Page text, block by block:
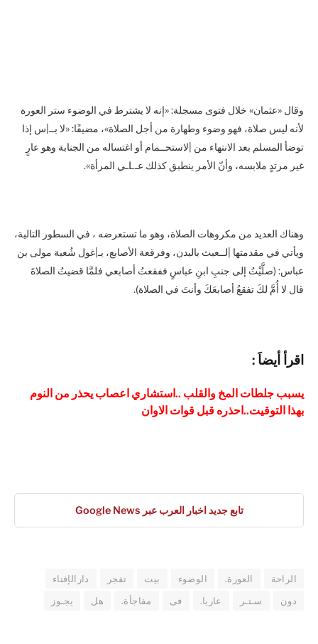
وقال «عثمان» خلال فتوى مسجلة: «إنه لا يشترط في الوضوء ستر العورة
لأنه ليس صلاة، فهو وضوء وطهارة من أجل الصلاة»، مضيفًا: «لا بــ|س إذا
توضأ المسلم بعد الانتهاء من |لاستحــمام أو اغتساله من الجنابة وهو عارٍ
غير مرتدٍ ملابسه، وأنّ الأمر ينطبق كذلك عـLـي المرأة».
وهناك العديد من مكروهات الصلاة، وهو ما تستعرضه ، في السطور التالية،
ويأتي في مقدمتها |لــعبث بالبدن، وفرقعة الأصابع، يـ|غول شُعبة مولى بن
عباس: (صلَّيْتُ إلى جنبِ ابنِ عباسٍ ففقعتُ أصابعي فلمَّا قضيتُ الصلاةَ
قال لا أُمَّ لكَ تفقعُ أصابعَكَ وأنتَ في الصلاة).
قرأ أيضاَ :
يسبب جلطات المخ والقلب ..استشاري اعصاب يحذر من النوم
بهذا التوقيت..احذره قبل قوات الاوان
تابع جديد اخبار العرب عبر Google News
الراحة العورة. الوضوء بيت تفجر
دارالإفتاء
دون
سـتـر عاريا. فى مفاجأة. هل يجـوز